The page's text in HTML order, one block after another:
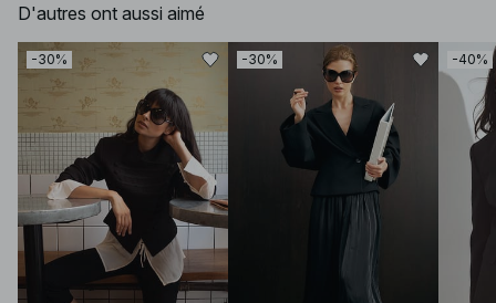
D'autres ont aussi aimé
-30% -30% -40%